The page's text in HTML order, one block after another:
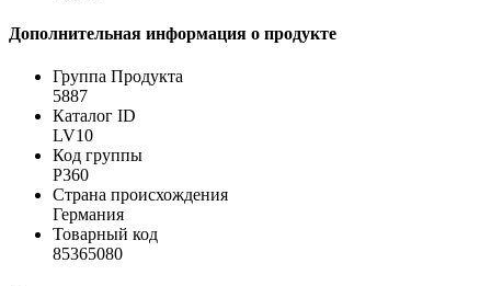
Дополнительная информация о продукте
Группа Продукта
5887
Каталог ID
LV10
Код группы
P360
Страна происхождения
Германия
Товарный код
85365080